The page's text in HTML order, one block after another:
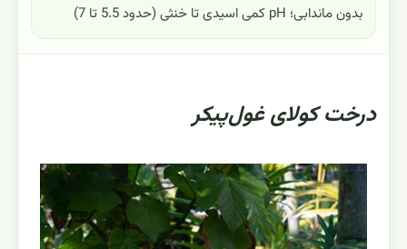
بدون ماندابی؛ pH کمی اسیدی تا خنثی (حدود 5.5 تا 7)
درخت کولای غول‌پیکر